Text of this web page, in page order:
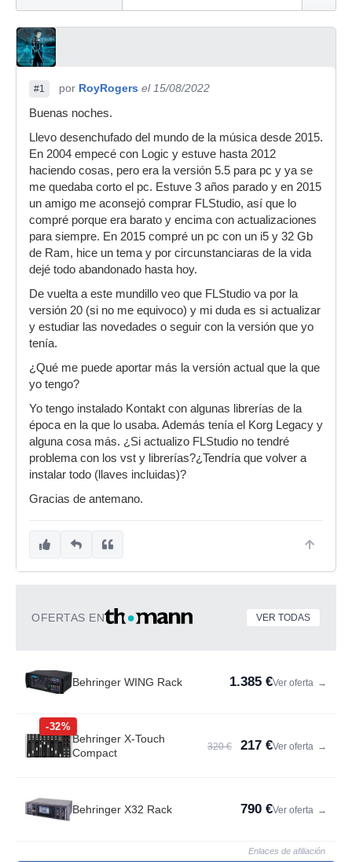
#1 por RoyRogers el 15/08/2022
Buenas noches.
Llevo desenchufado del mundo de la música desde 2015.
En 2004 empecé con Logic y estuve hasta 2012
haciendo cosas, pero era la versión 5.5 para pc y ya se
me quedaba corto el pc. Estuve 3 años parado y en 2015
un amigo me aconsejó comprar FLStudio, así que lo
compré porque era barato y encima con actualizaciones
para siempre. En 2015 compré un pc con un i5 y 32 Gb
de Ram, hice un tema y por circunstanciaras de la vida
dejé todo abandonado hasta hoy.
De vuelta a este mundillo veo que FLStudio va por la
versión 20 (si no me equivoco) y mi duda es si actualizar
y estudiar las novedades o seguir con la versión que yo
tenía.
¿Qué me puede aportar más la versión actual que la que
yo tengo?
Yo tengo instalado Kontakt con algunas librerías de la
época en la que lo usaba. Además tenía el Korg Legacy y
alguna cosa más. ¿Si actualizo FLStudio no tendré
problema con los vst y librerías?¿Tendría que volver a
instalar todo (llaves incluidas)?
Gracias de antemano.
OFERTAS EN VER TODAS
Behringer WING Rack 1.385 €Ver oferta →
-32%
Behringer X-Touch
Compact
320 € 217 €Ver oferta →
Behringer X32 Rack 790 €Ver oferta →
Enlaces de afiliación